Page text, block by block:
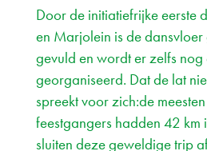
Door de initiatiefrijke eerste
en Marjolein is de dansvloer
gevuld en wordt er zelfs
georganiseerd. Dat de lat
spreekt voor zich:de
feestgangers hadden 42 km
sluiten deze geweldige trip